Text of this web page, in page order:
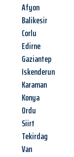
Afyon
Balikesir
Corlu
Edirne
Gaziantep
Iskenderun
Karaman
Konya
Ordu
Siirt
Tekirdag
Van